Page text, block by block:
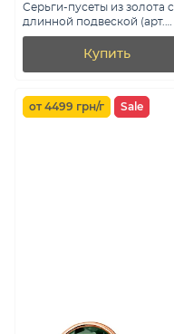
Серьги-пусеты из золота с
длинной подвеской (арт.
109235к)
Купить
от 4499 грн/г Sale